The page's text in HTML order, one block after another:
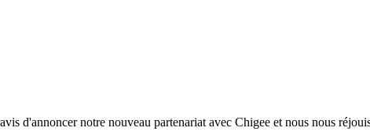
d'annoncer notre nouveau partenariat avec Chigee et nous nous